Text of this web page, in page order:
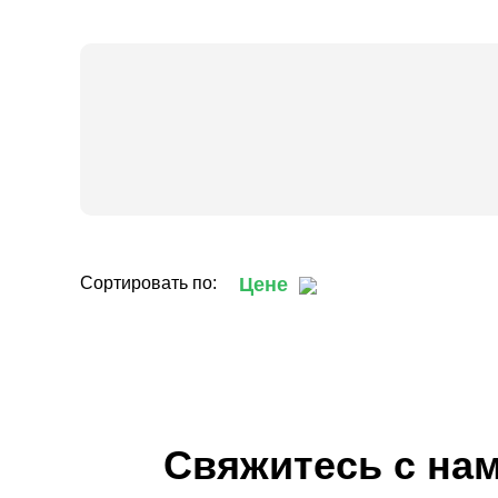
Сортировать по: Цене
Свяжитесь с